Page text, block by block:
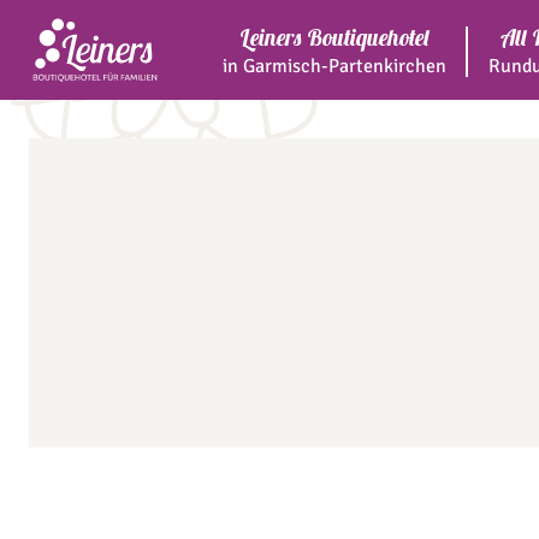
Leiners Boutiquehotel
in Garmisch-Partenkirchen
All